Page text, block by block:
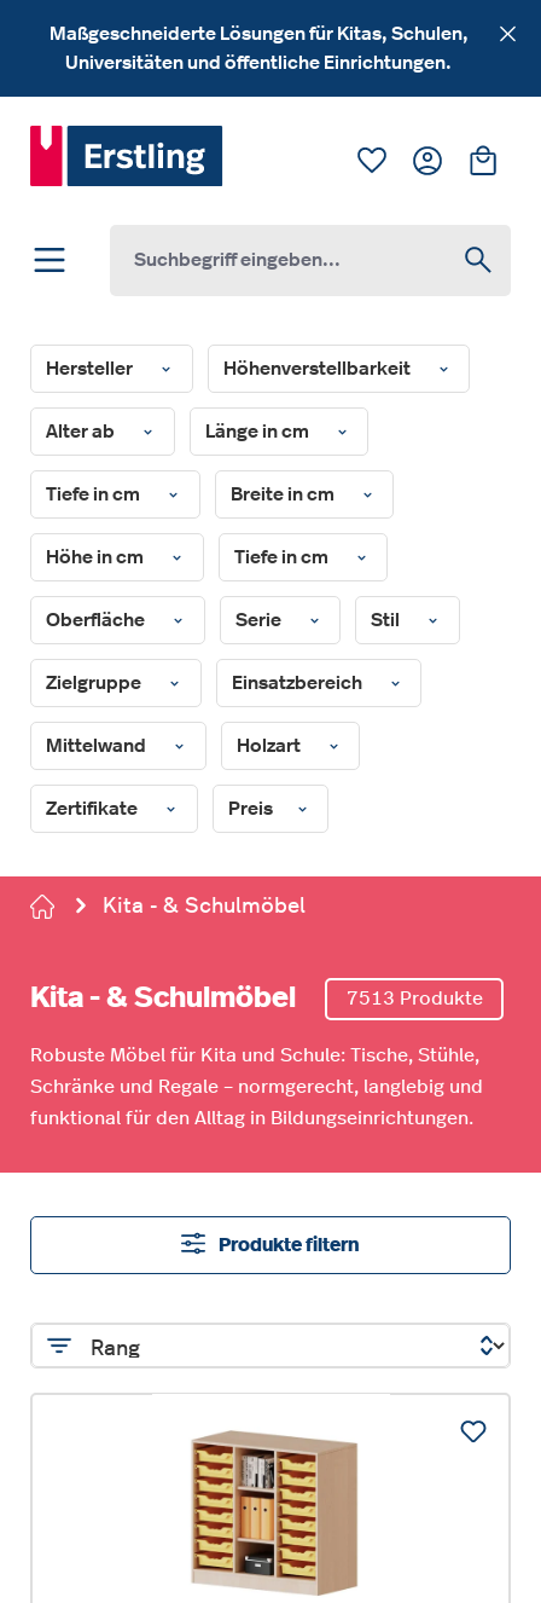
Zum Hauptinhalt springen
Maßgeschneiderte Lösungen für Kitas, Schulen,
Universitäten und öffentliche Einrichtungen.
Du hast 0
Hersteller Höhenverstellbarkeit
Alter ab Länge in cm
Tiefe in cm Breite in cm
Höhe in cm Tiefe in cm
Oberfläche Serie Stil
Zielgruppe Einsatzbereich
Mittelwand Holzart
Zertifikate Preis
Kita - & Schulmöbel
Kita - & Schulmöbel 7513 Produkte
Robuste Möbel für Kita und Schule: Tische, Stühle,
Schränke und Regale – normgerecht, langlebig und
funktional für den Alltag in Bildungseinrichtungen.
Produkte filtern